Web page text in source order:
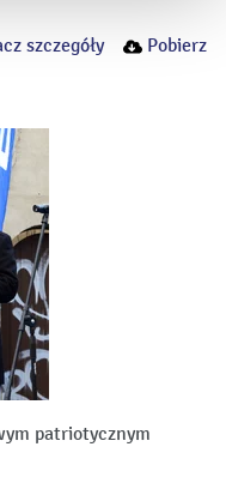
szczegóły Pobierz
patriotycznym